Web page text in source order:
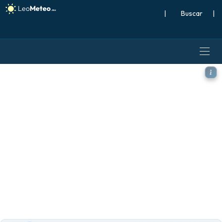
| |
GFS modelo - Mundo,